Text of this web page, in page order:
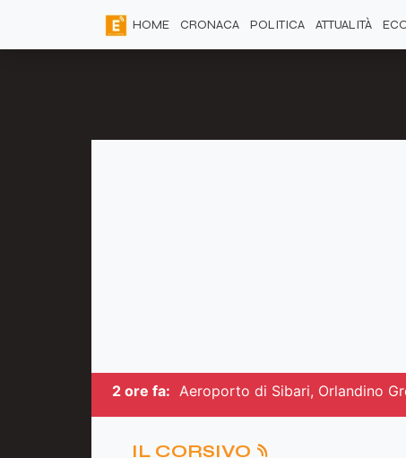
HOME CRONACA POLITICA ATTUALITÀ
2 ore fa: Aeroporto di Sibari, Orlandino
IL CORSIVO